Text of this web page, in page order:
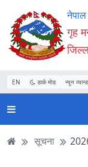
Accessibility
Mode
सुरु
गर्नुहोस्
सामाग्री
पढ्नुहाेस्
नेभिगेसन
पढ्नुहाेस्
वेबसाइट
खोजमा
जानुहोस्
गृह
EN डार्क मोड न्यून
सूचना